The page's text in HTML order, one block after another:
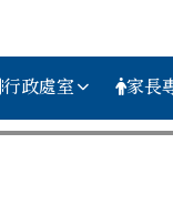
網
行政處室 家長